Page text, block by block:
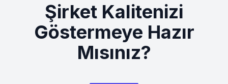
Şirket Kalitenizi
Göstermeye Hazır
Mısınız?